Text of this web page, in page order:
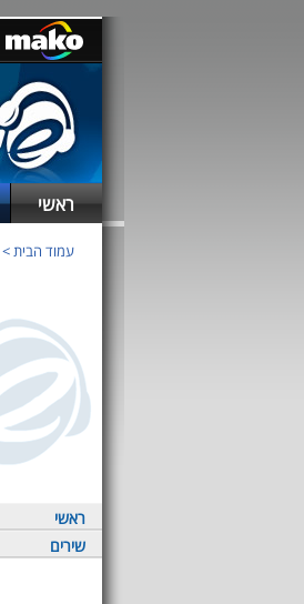
ראשי
עמוד הבית>
ראשי
שירים